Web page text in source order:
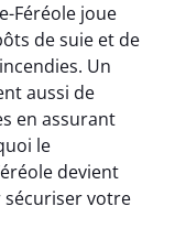
Féréole joue
de suie et de
Un
aussi de
en assurant
le
devient
votre